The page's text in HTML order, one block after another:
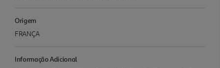
Origem
FRANÇA
Informação Adicional